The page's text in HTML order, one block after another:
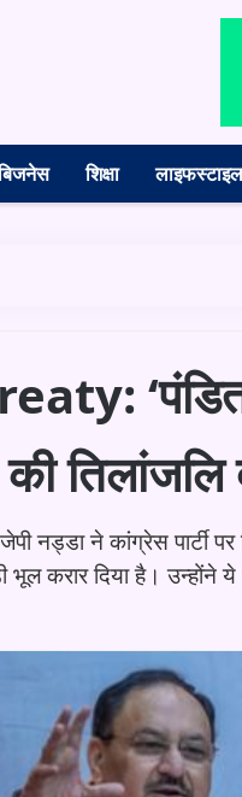
शिक्षा
‘पंडित
ने कांग्रेस पार्टी
करार दिया है। उन्होंने